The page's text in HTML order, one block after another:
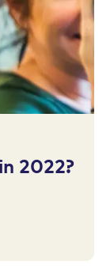
2022?